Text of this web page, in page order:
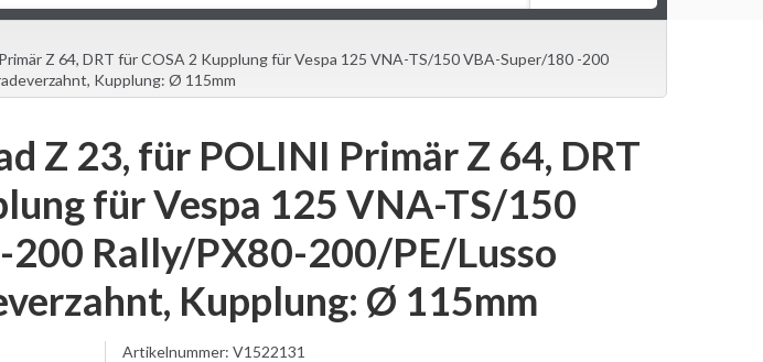
Z 64, DRT für COSA 2 Kupplung für Vespa 125 VNA-TS/150 VBA-Super/180 -200
Kupplung: Ø 115mm
Z 23, für POLINI Primär Z 64, DRT
für Vespa 125 VNA-TS/150
Rally/PX80-200/PE/Lusso
Kupplung: Ø 115mm
Artikelnummer: V1522131